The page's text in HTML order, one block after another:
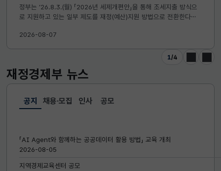
정부는 ’26.8.3.(월) 「2026년 세제개편안」을 통해 조세지출 방식으
로 지원하고 있는 일부 제도를 재정(예산)지원 방법으로 전환한다고
2026-08-07
1/4
이전 다음
재정경제부 뉴스
공지
선택됨
공지
「AI Agent와 함께하는 공공데이터 활용 방법」 교육 개최
2026-08-05
지역경제교육센터 공모
채용·모집 인사 공모